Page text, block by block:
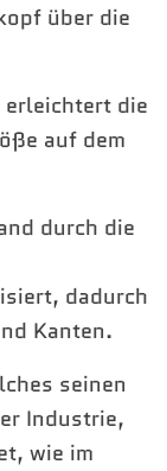
über die
die
auf dem
durch die
dadurch
Kanten.
seinen
Industrie,
wie im